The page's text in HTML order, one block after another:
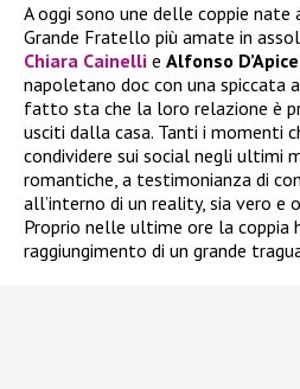
A oggi sono une delle coppie nate
Grande Fratello più amate in
Chiara Cainelli e Alfonso D’Apice
napoletano doc con una spiccata
fatto sta che la loro relazione è
usciti dalla casa. Tanti i momenti
condividere sui social negli ultimi
romantiche, a testimonianza di
all’interno di un reality, sia vero e
Proprio nelle ultime ore la coppia
raggiungimento di un grande